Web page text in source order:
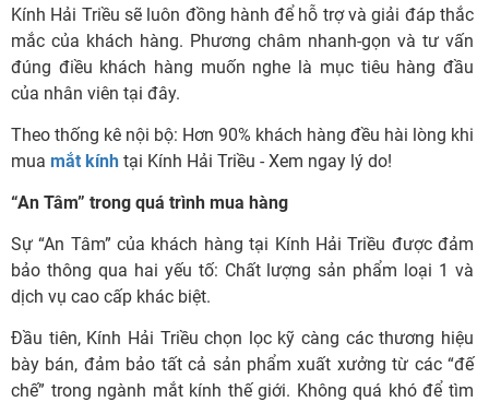
Kính Hải Triều sẽ luôn đồng hành để hỗ trợ và giải đáp thắc
mắc của khách hàng. Phương châm nhanh-gọn và tư vấn
đúng điều khách hàng muốn nghe là mục tiêu hàng đầu
của nhân viên tại đây.
Theo thống kê nội bộ: Hơn 90% khách hàng đều hài lòng khi
mua mắt kính tại Kính Hải Triều - Xem ngay lý do!
“An Tâm” trong quá trình mua hàng
Sự “An Tâm” của khách hàng tại Kính Hải Triều được đảm
bảo thông qua hai yếu tố: Chất lượng sản phẩm loại 1 và
dịch vụ cao cấp khác biệt.
Đầu tiên, Kính Hải Triều chọn lọc kỹ càng các thương hiệu
bày bán, đảm bảo tất cả sản phẩm xuất xưởng từ các “đế
chế” trong ngành mắt kính thế giới. Không quá khó để tìm